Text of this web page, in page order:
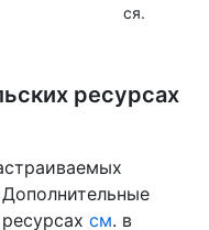
ся.
ресурсах
см. в